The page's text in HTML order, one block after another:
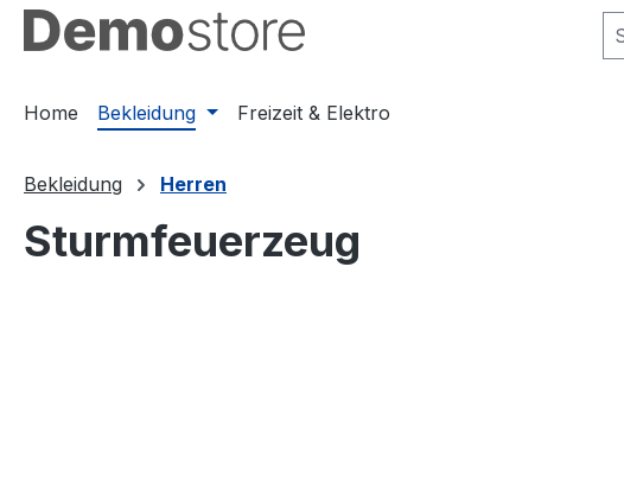
Zur Hauptnavigation springen
Home Bekleidung Freizeit & Elektro
Bekleidung Herren
Sturmfeuerzeug